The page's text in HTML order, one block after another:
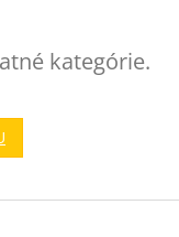
kategórie.